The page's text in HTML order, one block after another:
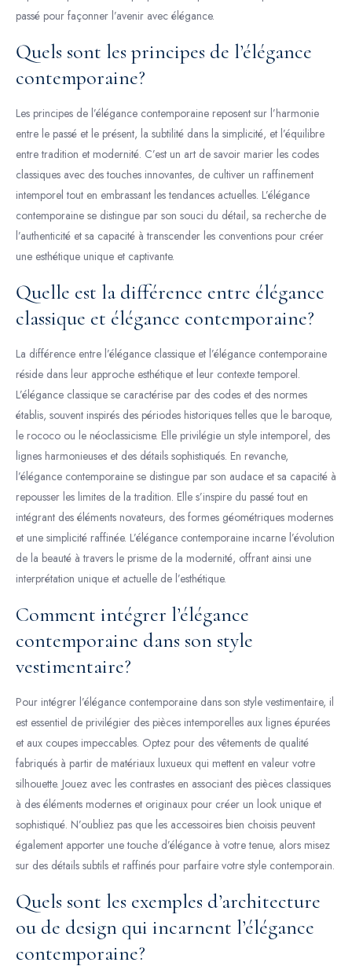
passé pour façonner l’avenir avec élégance.
Quels sont les principes de l’élégance
contemporaine?
Les principes de l’élégance contemporaine reposent sur l’harmonie
entre le passé et le présent, la subtilité dans la simplicité, et l’équilibre
entre tradition et modernité. C’est un art de savoir marier les codes
classiques avec des touches innovantes, de cultiver un raffinement
intemporel tout en embrassant les tendances actuelles. L’élégance
contemporaine se distingue par son souci du détail, sa recherche de
l’authenticité et sa capacité à transcender les conventions pour créer
une esthétique unique et captivante.
Quelle est la différence entre élégance
classique et élégance contemporaine?
La différence entre l’élégance classique et l’élégance contemporaine
réside dans leur approche esthétique et leur contexte temporel.
L’élégance classique se caractérise par des codes et des normes
établis, souvent inspirés des périodes historiques telles que le baroque,
le rococo ou le néoclassicisme. Elle privilégie un style intemporel, des
lignes harmonieuses et des détails sophistiqués. En revanche,
l’élégance contemporaine se distingue par son audace et sa capacité à
repousser les limites de la tradition. Elle s’inspire du passé tout en
intégrant des éléments novateurs, des formes géométriques modernes
et une simplicité raffinée. L’élégance contemporaine incarne l’évolution
de la beauté à travers le prisme de la modernité, offrant ainsi une
interprétation unique et actuelle de l’esthétique.
Comment intégrer l’élégance
contemporaine dans son style
vestimentaire?
Pour intégrer l’élégance contemporaine dans son style vestimentaire, il
est essentiel de privilégier des pièces intemporelles aux lignes épurées
et aux coupes impeccables. Optez pour des vêtements de qualité
fabriqués à partir de matériaux luxueux qui mettent en valeur votre
silhouette. Jouez avec les contrastes en associant des pièces classiques
à des éléments modernes et originaux pour créer un look unique et
sophistiqué. N’oubliez pas que les accessoires bien choisis peuvent
également apporter une touche d’élégance à votre tenue, alors misez
sur des détails subtils et raffinés pour parfaire votre style contemporain.
Quels sont les exemples d’architecture
ou de design qui incarnent l’élégance
contemporaine?